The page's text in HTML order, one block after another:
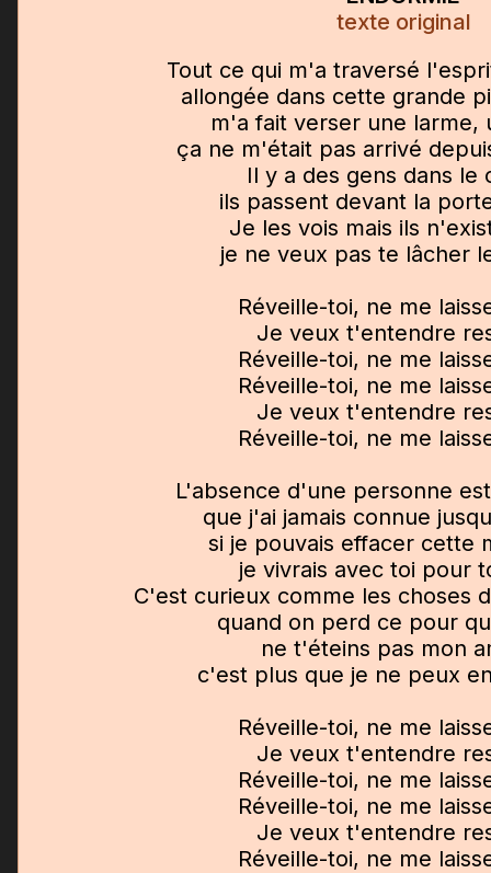
texte original
Tout ce qui m'a traversé
allongée dans cette grande
m'a fait verser une larme,
ça ne m'était pas arrivé
Il y a des gens dans le
ils passent devant la
Je les vois mais ils
je ne veux pas te lâcher
Réveille-toi, ne me
Je veux t'entendre
Réveille-toi, ne me
Réveille-toi, ne me
Je veux t'entendre
Réveille-toi, ne me
L'absence d'une personne
que j'ai jamais connue
si je pouvais effacer cette
je vivrais avec toi pour
C'est curieux comme les choses
quand on perd ce pour
ne t'éteins pas mon
c'est plus que je ne peux
Réveille-toi, ne me
Je veux t'entendre
Réveille-toi, ne me
Réveille-toi, ne me
Je veux t'entendre
Réveille-toi, ne me